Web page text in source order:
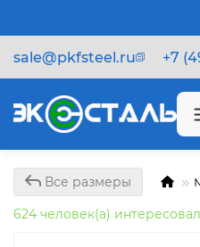
sale@pkfsteel.ru +7
Все размеры
624 человек(а)